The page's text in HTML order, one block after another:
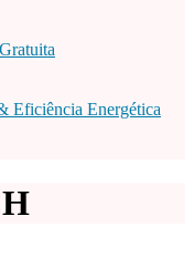
Eficiência Energética